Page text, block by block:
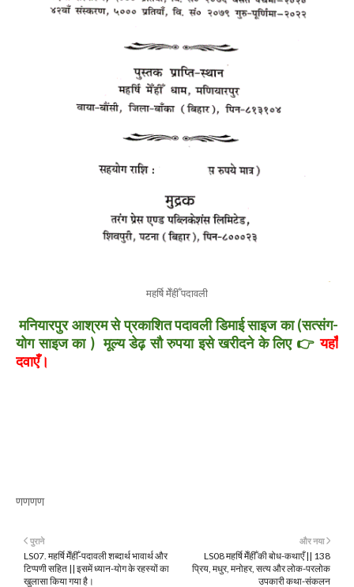
महर्षि मेँहीँ पदावली
मनियारपुर आश्रम से प्रकाशित पदावली डिमाई साइज का (सत्संग-
योग साइज का ) मूल्य डेढ़ सौ रुपया इसे खरीदने के लिए 👉यहाँ
दवाएँ।
णणणण
और नया
LS08 महर्षि मेँहीँ की बोध-कथाएँ || 138
प्रिय, मधुर, मनोहर, सत्य और लोक-परलोक
उपकारी कथा-संकलन
पुराने
LS07. महर्षि मेँहीँ-पदावली शब्दार्थ भावार्थ और
टिप्पणी सहित || इसमें ध्यान-योग के रहस्यों का
खुलासा किया गया है।